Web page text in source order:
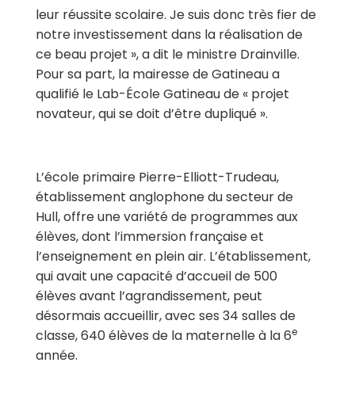
leur réussite scolaire. Je suis donc très fier de
notre investissement dans la réalisation de
ce beau projet », a dit le ministre Drainville.
Pour sa part, la mairesse de Gatineau a
qualifié le Lab-École Gatineau de « projet
novateur, qui se doit d’être dupliqué ».
L’école primaire Pierre-Elliott-Trudeau,
établissement anglophone du secteur de
Hull, offre une variété de programmes aux
élèves, dont l’immersion française et
l’enseignement en plein air. L’établissement,
qui avait une capacité d’accueil de 500
élèves avant l’agrandissement, peut
désormais accueillir, avec ses 34 salles de
classe, 640 élèves de la maternelle à la 6e
année.